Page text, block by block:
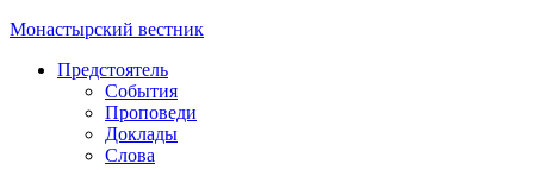
Монастырский вестник
Предстоятель
События
Проповеди
Доклады
Слова